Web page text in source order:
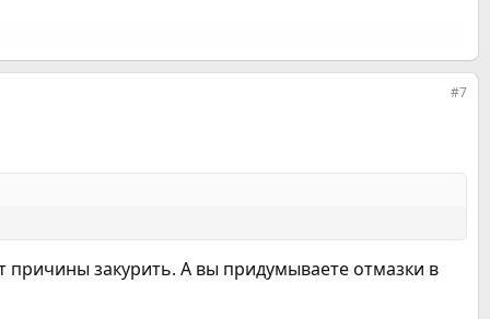
#7
причины закурить. А вы придумываете отмазки в